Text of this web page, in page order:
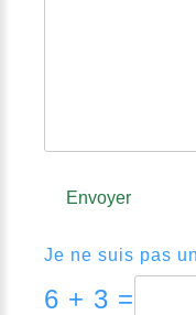
Envoyer
Je ne suis pas
6 + 3 =